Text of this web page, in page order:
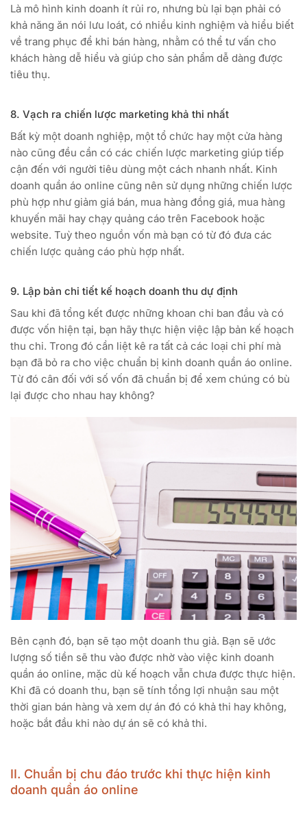
Là mô hình kinh doanh ít rủi ro, nhưng bù lại bạn phải có
khả năng ăn nói lưu loát, có nhiều kinh nghiệm và hiểu biết
về trang phục để khi bán hàng, nhằm có thể tư vấn cho
khách hàng dễ hiểu và giúp cho sản phẩm dễ dàng được
tiêu thụ.
8. Vạch ra chiến lược marketing khả thi nhất
Bất kỳ một doanh nghiệp, một tổ chức hay một cửa hàng
nào cũng đều cần có các chiến lược marketing giúp tiếp
cận đến với người tiêu dùng một cách nhanh nhất. Kinh
doanh quần áo online cũng nên sử dụng những chiến lược
phù hợp như giảm giá bán, mua hàng đồng giá, mua hàng
khuyến mãi hay chạy quảng cáo trên Facebook hoặc
website. Tuỳ theo nguồn vốn mà bạn có từ đó đưa các
chiến lược quảng cáo phù hợp nhất.
9. Lập bản chi tiết kế hoạch doanh thu dự định
Sau khi đã tổng kết được những khoan chi ban đầu và có
được vốn hiện tại, bạn hãy thực hiện việc lập bản kế hoạch
thu chi. Trong đó cần liệt kê ra tất cả các loại chi phí mà
bạn đã bỏ ra cho việc chuẩn bị kinh doanh quần áo online.
Từ đó cân đối với số vốn đã chuẩn bị để xem chúng có bù
lại được cho nhau hay không?
Bên cạnh đó, bạn sẽ tạo một doanh thu giả. Bạn sẽ ước
lượng số tiền sẽ thu vào được nhờ vào việc kinh doanh
quần áo online, mặc dù kế hoạch vẫn chưa được thực hiện.
Khi đã có doanh thu, bạn sẽ tính tổng lợi nhuận sau một
thời gian bán hàng và xem dự án đó có khả thi hay không,
hoặc bắt đầu khi nào dự án sẽ có khả thi.
II. Chuẩn bị chu đáo trước khi thực hiện kinh
doanh quần áo online